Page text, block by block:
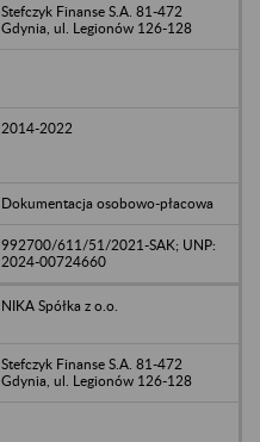
Stefczyk Finanse S.A. 81-472
Gdynia, ul. Legionów 126-128
2014-2022
Dokumentacja osobowo-płacowa
992700/611/51/2021-SAK; UNP:
2024-00724660
NIKA Spółka z o.o.
Stefczyk Finanse S.A. 81-472
Gdynia, ul. Legionów 126-128